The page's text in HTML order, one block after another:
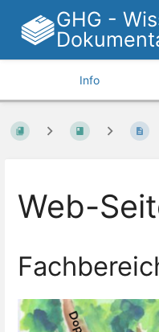
GHG -
Info
Web-